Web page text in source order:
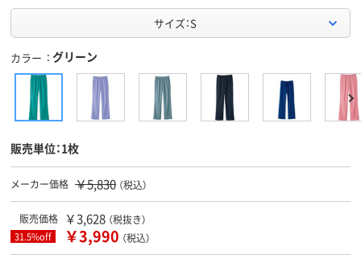
サイズ：S
カラー グリーン
販売単位：1枚
メーカー価格 ￥5,830 （税込）
販売価格 ￥3,628 （税抜き）
31.5%off ￥3,990 （税込）